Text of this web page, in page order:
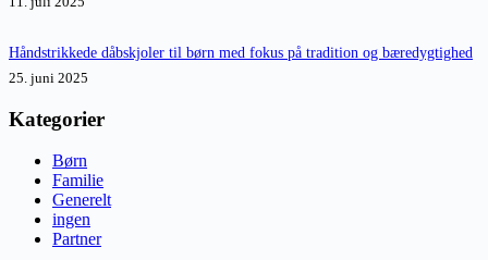
Håndstrikkede dåbskjoler til børn med fokus på tradition og bæredygtighed
25. juni 2025
Kategorier
Børn
Familie
Generelt
ingen
Partner